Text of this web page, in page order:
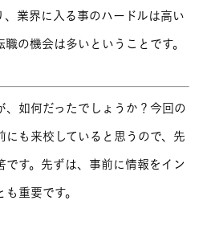
、業界に入る事のハードルは高い
の機会は多いということです。
、如何だったでしょうか？今回の
にも来校していると思うので、先
です。先ずは、事前に情報をイン
重要です。